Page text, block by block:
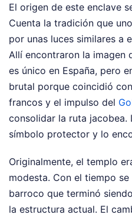
El origen de este enclave
Cuenta la tradición que
por unas luces similares a
Allí encontraron la imagen
es único en España, pero
brutal porque coincidió
francos y el impulso del
consolidar la ruta jacobea.
símbolo protector y lo
Originalmente, el templo
modesta. Con el tiempo
barroco que terminó
la estructura actual. El